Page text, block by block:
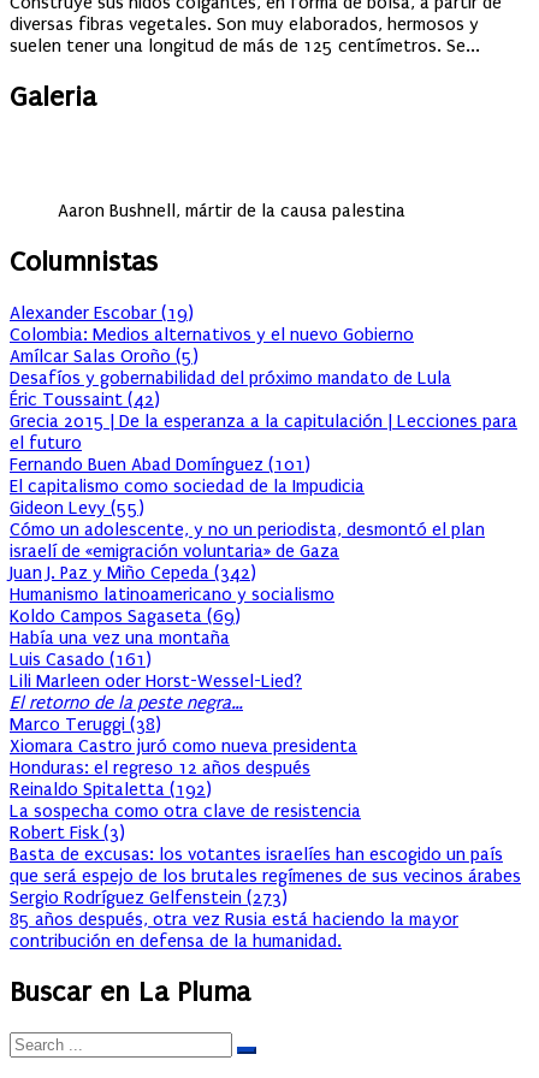
diversas fibras vegetales. Son muy elaborados, hermosos y
suelen tener una longitud de más de 125 centímetros. Se...
Galeria
Aaron Bushnell, mártir de la causa palestina
Columnistas
Alexander Escobar (19)
Colombia: Medios alternativos y el nuevo Gobierno
Amílcar Salas Oroño (5)
Desafíos y gobernabilidad del próximo mandato de Lula
Éric Toussaint (42)
Grecia 2015 | De la esperanza a la capitulación | Lecciones para
el futuro
Fernando Buen Abad Domínguez (101)
El capitalismo como sociedad de la Impudicia
Gideon Levy (55)
Cómo un adolescente, y no un periodista, desmontó el plan
israelí de «emigración voluntaria» de Gaza
Juan J. Paz y Miño Cepeda (342)
Humanismo latinoamericano y socialismo
Koldo Campos Sagaseta (69)
Había una vez una montaña
Luis Casado (161)
Lili Marleen oder Horst-Wessel-Lied?
El retorno de la peste negra…
Marco Teruggi (38)
Xiomara Castro juró como nueva presidenta
Honduras: el regreso 12 años después
Reinaldo Spitaletta (192)
La sospecha como otra clave de resistencia
Robert Fisk (3)
Basta de excusas: los votantes israelíes han escogido un país
que será espejo de los brutales regímenes de sus vecinos árabes
Sergio Rodríguez Gelfenstein (273)
85 años después, otra vez Rusia está haciendo la mayor
contribución en defensa de la humanidad.
Buscar en La Pluma